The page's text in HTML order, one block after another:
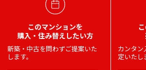
このマンションを
購入・住み替えしたい方
新築・中古を問わずご提案いた
します。
カンタン
定いたし